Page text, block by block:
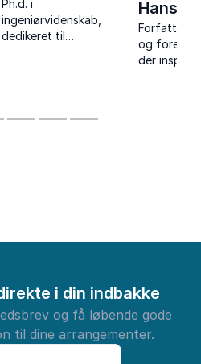
Ph.d. i
ingeniørvidenskab,
dedikeret til
i videnskab og ord.
Hansen
Forfatter,
og
der
i din indbakke
og få løbende gode
til dine arrangementer.